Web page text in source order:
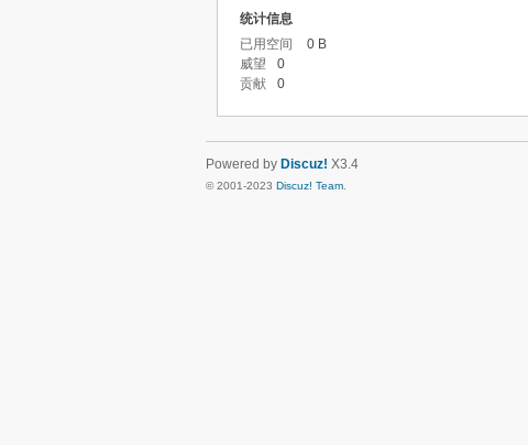
统计信息
已用空间
0 B
威望
0
贡献
0
Powered by Discuz! X3.4
© 2001-2023 Discuz! Team